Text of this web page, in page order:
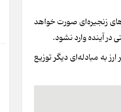
زنجیره‌ای صورت خواهد
آینده وارد نشود.
به مبادله‌ای دیگر توزیع